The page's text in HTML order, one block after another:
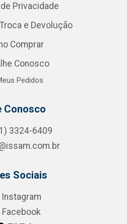
Privacidade
e Devolução
Comprar
Conosco
Pedidos
Conosco
3324-6409
Sociais
Instagram
Facebook